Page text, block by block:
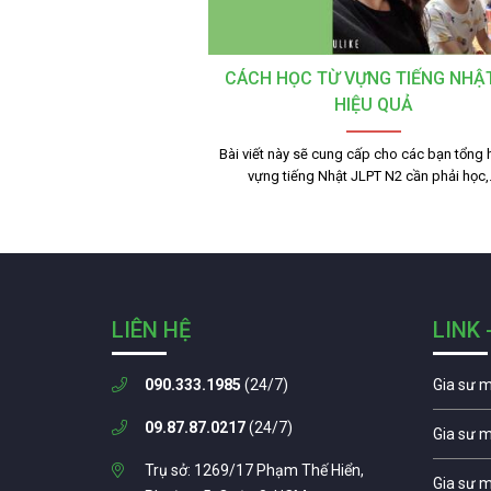
CÁCH HỌC TỪ VỰNG TIẾNG
HIỆU QUẢ
Bài viết này sẽ cung cấp cho các bạn tổng
vựng tiếng Nhật JLPT N2 cần phải
LIÊN HỆ
090.333.1985 (24/7)
09.87.87.0217(24/7)
Trụ sở: 1269/17 Phạm Thế Hiển,
LINK
Gia sư
Gia sư
Gia sư